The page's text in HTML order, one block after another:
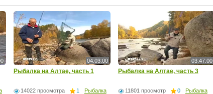
04:03:00
Рыбалка на Алтае, часть 1
14022 просмотра 1 Рыбалка
03:47:00
Рыбалка на Алтае, часть 3
11801 просмотр 0 Рыбалка